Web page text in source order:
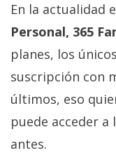
Publicidad
/
Cambiar
opciones
de
privacidad
/
Legal
En la actualidad
Personal, 365
planes, los
suscripción con
últimos, eso
puede acceder
antes.